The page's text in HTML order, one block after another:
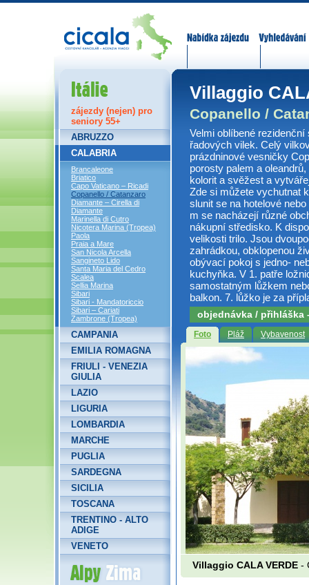
Villaggio
Copanello /
Velmi oblíbené
řadových vilek. Celý
prázdninové vesničky
porosty palem a
kolorit a svěžest a
Zde si můžete vychutnat
slunit se na hotelové
m se nacházejí různé
nákupní středisko. K
velikosti trilo. Jsou
zahrádkou, obklopenou
obývací pokoj s jedno-
kuchyňka. V 1. patře
samostatným lůžkem
balkon. 7. lůžko je za
objednávka / přihláška
Foto Pláž Vybavenost
Villaggio CALA VERDE -
Itálie
zájezdy (nejen) pro
seniory 55+
ABRUZZO
CALABRIA
Brancaleone
Briatico
Capo Vaticano – Ricadi
Copanello / Catanzaro
Diamante – Cirella di
Diamante
Marinella di Cutro
Nicotera Marina (Tropea)
Paola
Praia a Mare
San Nicola Arcella
Sangineto Lido
Santa Maria del Cedro
Scalea
Sellia Marina
Sibari
Sibari - Mandatoriccio
Sibari – Cariati
Zambrone (Tropea)
CAMPANIA
EMILIA ROMAGNA
FRIULI - VENEZIA
GIULIA
LAZIO
LIGURIA
LOMBARDIA
MARCHE
PUGLIA
SARDEGNA
SICILIA
TOSCANA
TRENTINO - ALTO
ADIGE
VENETO
Alpy Zima